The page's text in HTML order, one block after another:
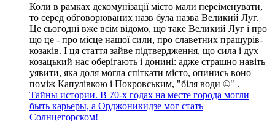
Коли в рамках декомунізації місто мали переіменувати,
то серед обговорюваних назв була назва Великий Луг.
Це сьогодні вже всім відомо, що таке Великий Луг і про
що це - про місце нашої сили, про славетних пращурів-
козаків. І ця стаття зайве підтвердження, що сила і дух
козацький нас оберігають і донині: адже страшно навіть
уявити, яка доля могла спіткати місто, опинись воно
поміж Капулівкою і Покровським, "біля води ©" .
Тайны истории. В 70-х годах на месте города могли
быть карьеры, а Орджоникидзе мог стать
Солнцегорском!